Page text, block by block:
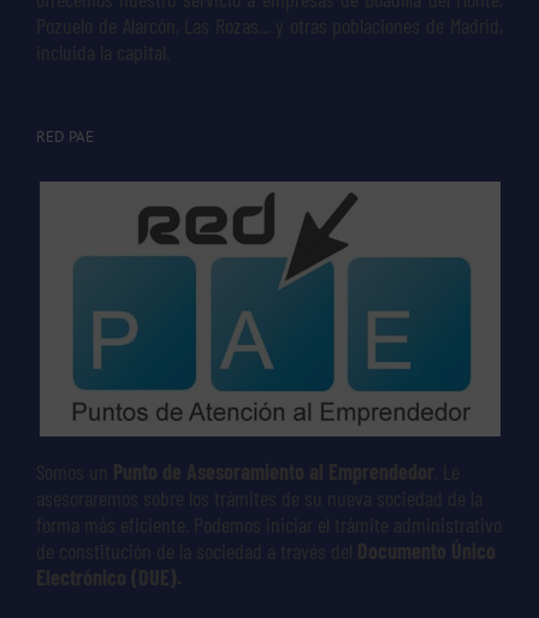
Pozuelo de Alarcón, Las Rozas... y otras poblaciones de Madrid,
incluida la capital.
RED PAE
Somos un Punto de Asesoramiento al Emprendedor . Le
asesoraremos sobre los trámites de su nueva sociedad de la
forma más eficiente. Podemos iniciar el trámite administrativo
de constitución de la sociedad a través del Documento Único
Electrónico (DUE).